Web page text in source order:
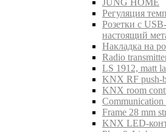
JUNG HOME
Регуляция
Розетки с
настоящий
Накладка на
Radio
LS 1912, matt
KNX RF push-
KNX room
Frame 28 mm
KNX LED-